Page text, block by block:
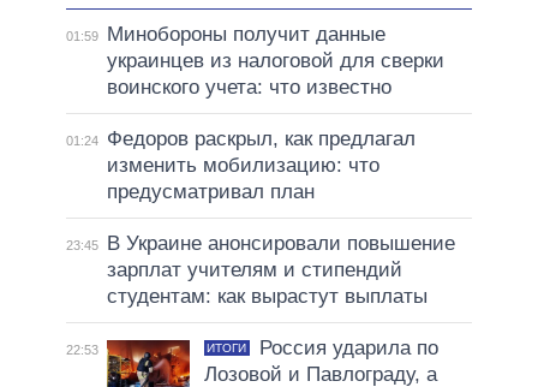
01:59
Минобороны получит данные
украинцев из налоговой для сверки
воинского учета: что известно
01:24
Федоров раскрыл, как предлагал
изменить мобилизацию: что
предусматривал план
23:45
В Украине анонсировали повышение
зарплат учителям и стипендий
студентам: как вырастут выплаты
22:53 ИТОГИ
Россия ударила по
Лозовой и Павлограду, а